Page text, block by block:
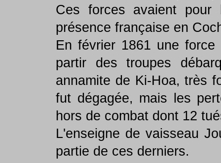
Ces forces avaient
présence française en
En février 1861 une
partir des troupes
annamite de Ki-Hoa, très
fut dégagée, mais les
hors de combat dont 12
L'enseigne de vaisseau
partie de ces derniers.